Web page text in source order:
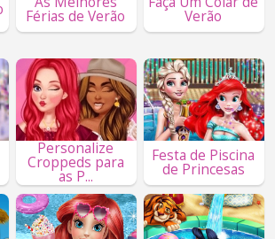
Férias de Verão Verão
Personalize
Croppeds para
as P...
Festa de Piscina
de Princesas